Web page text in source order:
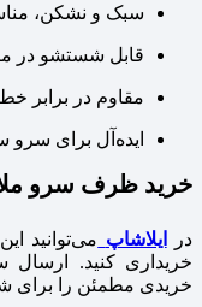
سبک و نشکن،
قابل شستشو در
مقاوم در برابر
ایده‌آل برای سرو
خرید ظرف سرو
در ایلاشاپ می‌توانید
خریداری کنید. ارسال
خریدی مطمئن را برای